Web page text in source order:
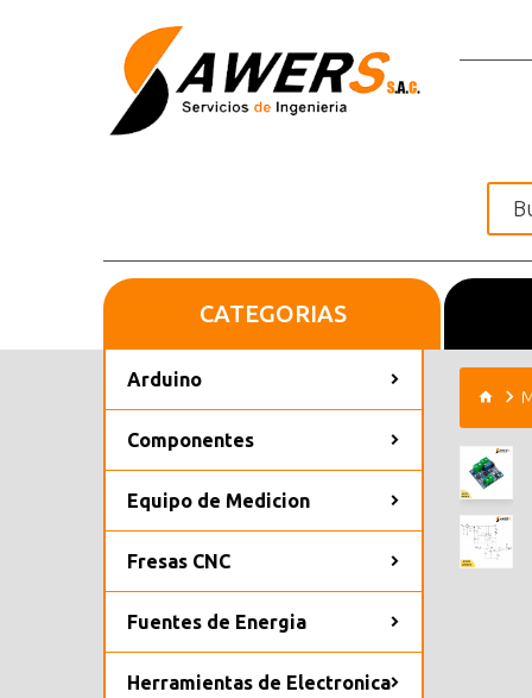
Inicio
CATEGORIAS
Arduino
Componentes
Equipo de Medicion
Fresas CNC
Fuentes de Energia
Herramientas de Electronica